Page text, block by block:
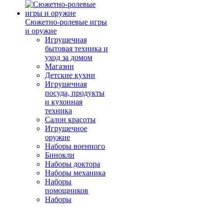
Сюжетно-ролевые игры
и оружие
Игрушечная
бытовая техника и
уход за домом
Магазин
Детские кухни
Игрушечная
посуда, продукты
и кухонная
техника
Салон красоты
Игрушечное
оружие
Наборы военного
Бинокли
Наборы доктора
Наборы механика
Наборы
помощников
Наборы